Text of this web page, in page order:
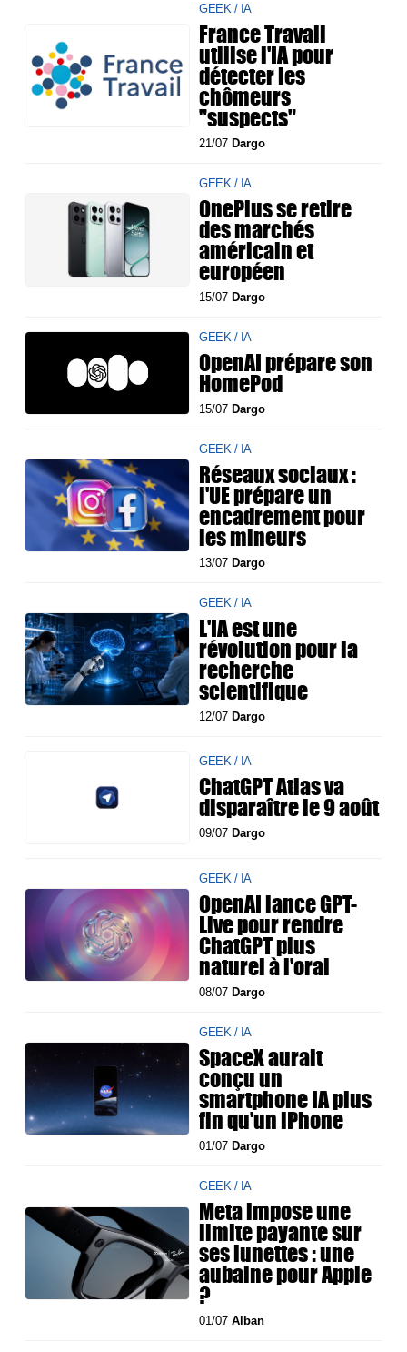
GEEK / IA
France Travail
utilise l'IA pour
détecter les
chômeurs
"suspects"
21/07Dargo
GEEK / IA
OnePlus se retire
des marchés
américain et
européen
15/07Dargo
GEEK / IA
OpenAI prépare son
HomePod
15/07Dargo
GEEK / IA
Réseaux sociaux :
l'UE prépare un
encadrement pour
les mineurs
13/07Dargo
GEEK / IA
L'IA est une
révolution pour la
recherche
scientifique
12/07Dargo
GEEK / IA
ChatGPT Atlas va
disparaître le 9 août
09/07 Dargo
GEEK / IA
OpenAI lance GPT-
Live pour rendre
ChatGPT plus
naturel à l'oral
08/07 Dargo
GEEK / IA
SpaceX aurait
conçu un
smartphone IA plus
fin qu'un iPhone
01/07 Dargo
GEEK / IA
Meta impose une
limite payante sur
ses lunettes : une
aubaine pour Apple
?
01/07Alban